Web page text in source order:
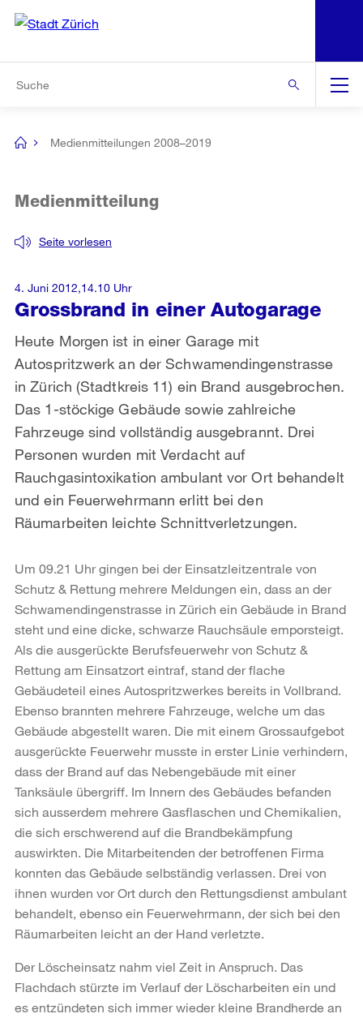
Navigation
[no
Medienmitteilungen 2008–2019
Grossbrand in einer Autogarage
Seite vorlesen
Medienmitteilung
Heute Morgen ist in einer Garage mit
Autospritzwerk an der Schwamendingenstrasse
in Zürich (Stadtkreis 11) ein Brand ausgebrochen.
Das 1-stöckige Gebäude sowie zahlreiche
Fahrzeuge sind vollständig ausgebrannt. Drei
Personen wurden mit Verdacht auf
Rauchgasintoxikation ambulant vor Ort behandelt
und ein Feuerwehrmann erlitt bei den
Räumarbeiten leichte Schnittverletzungen.
4. Juni 2012,14.10 Uhr
Um 09.21 Uhr gingen bei der Einsatzleitzentrale von
Schutz & Rettung mehrere Meldungen ein, dass an der
Schwamendingenstrasse in Zürich ein Gebäude in Brand
steht und eine dicke, schwarze Rauchsäule emporsteigt.
Als die ausgerückte Berufsfeuerwehr von Schutz &
Rettung am Einsatzort eintraf, stand der flache
Gebäudeteil eines Autospritzwerkes bereits in Vollbrand.
Ebenso brannten mehrere Fahrzeuge, welche um das
Gebäude abgestellt waren. Die mit einem Grossaufgebot
ausgerückte Feuerwehr musste in erster Linie verhindern,
dass der Brand auf das Nebengebäude mit einer
Tanksäule übergriff. Im Innern des Gebäudes befanden
sich ausserdem mehrere Gasflaschen und Chemikalien,
die sich erschwerend auf die Brandbekämpfung
auswirkten. Die Mitarbeitenden der betroffenen Firma
konnten das Gebäude selbständig verlassen. Drei von
ihnen wurden vor Ort durch den Rettungsdienst ambulant
behandelt, ebenso ein Feuerwehrmann, der sich bei den
Räumarbeiten leicht an der Hand verletzte.
Der Löscheinsatz nahm viel Zeit in Anspruch. Das
Flachdach stürzte im Verlauf der Löscharbeiten ein und
es entzündeten sich immer wieder kleine Brandherde an